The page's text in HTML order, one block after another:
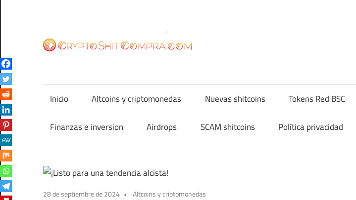
Inicio Altcoins y criptomonedas Nuevas shitcoins Tokens Red BSC
Finanzas e inversion Airdrops SCAM shitcoins Política privacidad
28 de septiembre de 2024 Altcoins y criptomonedas